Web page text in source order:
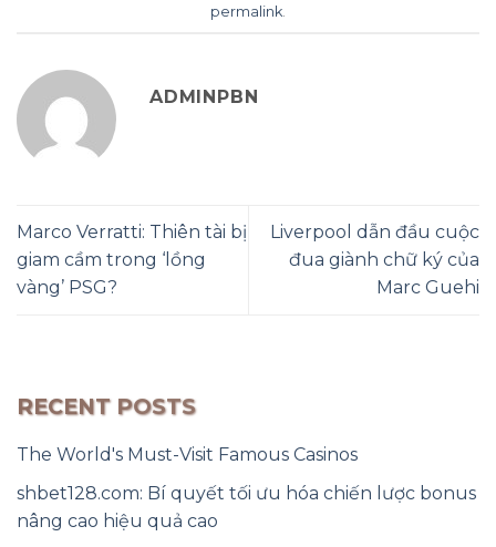
permalink.
ADMINPBN
Marco Verratti: Thiên tài bị
giam cầm trong ‘lồng
vàng’ PSG?
Liverpool dẫn đầu cuộc
đua giành chữ ký của
Marc Guehi
RECENT POSTS
The World's Must-Visit Famous Casinos
shbet128.com: Bí quyết tối ưu hóa chiến lược bonus
nâng cao hiệu quả cao